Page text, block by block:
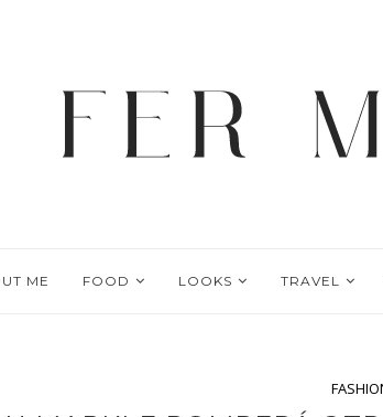
ME FOOD LOOKS TRAVEL